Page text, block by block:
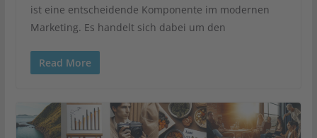
ist eine entscheidende Komponente im modernen
Marketing. Es handelt sich dabei um den
Read More